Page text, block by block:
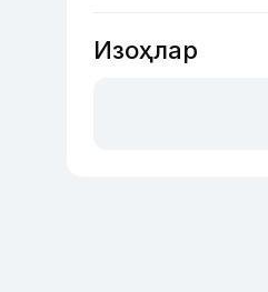
Изоҳлар